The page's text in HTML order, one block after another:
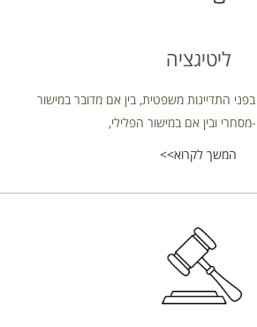
ליטיגציה
התדיינות משפטית, בין אם מדובר במישור
מסחרי ובין אם במישור הפלילי,
המשך לקרוא>>